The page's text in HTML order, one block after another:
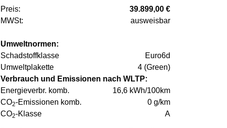
Preis:
39.899,00 €
MWSt:
ausweisbar
Umweltnormen:
Schadstoffklasse
Euro6d
Umweltplakette
4 (Green)
Verbrauch und Emissionen nach WLTP:
Energieverbr. komb.
16,6 kWh/100km
CO2-Emissionen komb.
0 g/km
CO2-Klasse A